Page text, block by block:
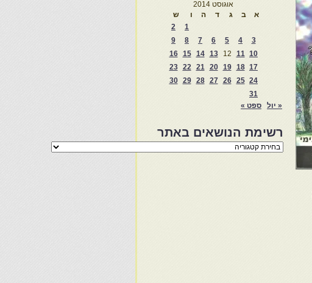
אוגוסט 2014
א
ב ג ד ה ו
ש
1
2
3
4
5
6
7
8
9
10
11
12
13
14
15
16
17
18
19
20
21
22
23
24
25
26
27
28
29
30
31
« יול
ספט »
רשימת הנושאים באתר
רשימת
הנושאים